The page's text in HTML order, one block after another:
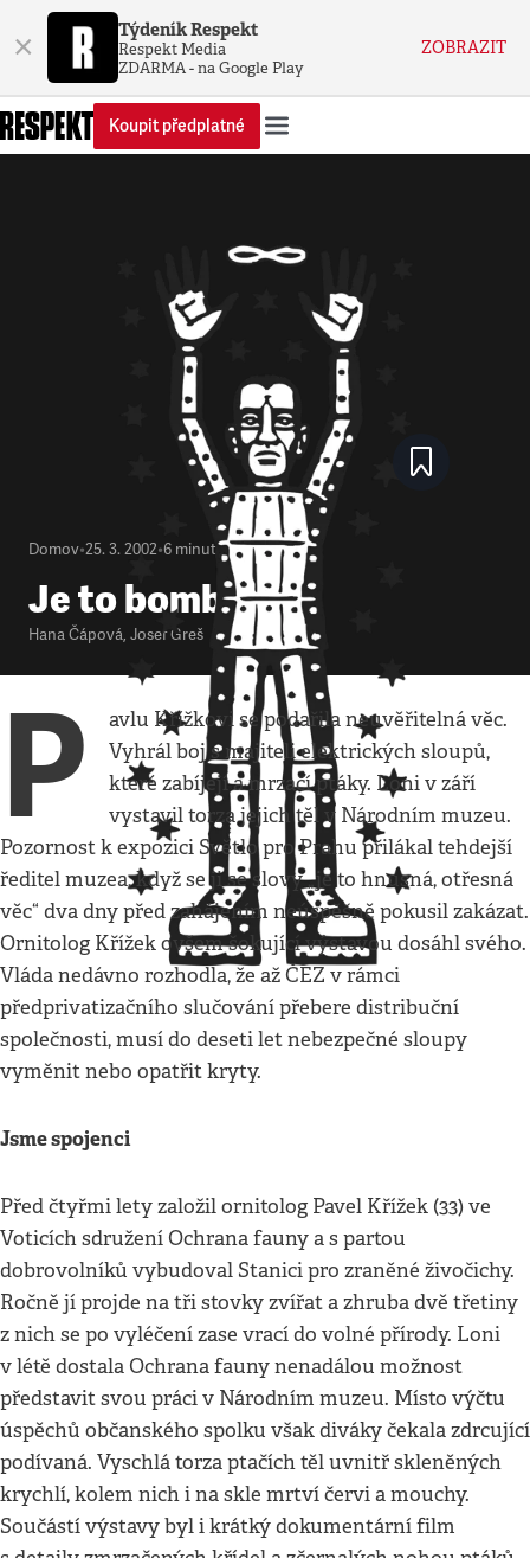
× Týdeník Respekt
Respekt Media
ZDARMA - na Google Play
ZOBRAZIT
Koupit předplatné
Domov•25. 3. 2002•6 minut
Je to bomba
Hana Čápová, Josef Greš
P
avlu Křížkovi se podařila neuvěřitelná věc.
Vyhrál boj s majiteli elektrických sloupů,
které zabíjejí a mrzačí ptáky. Loni v září
vystavil torza jejich těl v Národním muzeu.
Pozornost k expozici Světlo pro Prahu přilákal tehdejší
ředitel muzea, když se ji se slovy „je to hnusná, otřesná
věc“ dva dny před zahájením neúspěšně pokusil zakázat.
Ornitolog Křížek ovšem šokující výstavou dosáhl svého.
Vláda nedávno rozhodla, že až ČEZ v rámci
předprivatizačního slučování přebere distribuční
společnosti, musí do deseti let nebezpečné sloupy
vyměnit nebo opatřit kryty.
Jsme spojenci
Před čtyřmi lety založil ornitolog Pavel Křížek (33) ve
Voticích sdružení Ochrana fauny a s partou
dobrovolníků vybudoval Stanici pro zraněné živočichy.
Ročně jí projde na tři stovky zvířat a zhruba dvě třetiny
z nich se po vyléčení zase vrací do volné přírody. Loni
v létě dostala Ochrana fauny nenadálou možnost
představit svou práci v Národním muzeu. Místo výčtu
úspěchů občanského spolku však diváky čekala zdrcující
podívaná. Vyschlá torza ptačích těl uvnitř skleněných
krychlí, kolem nich i na skle mrtví červi a mouchy.
Součástí výstavy byl i krátký dokumentární film